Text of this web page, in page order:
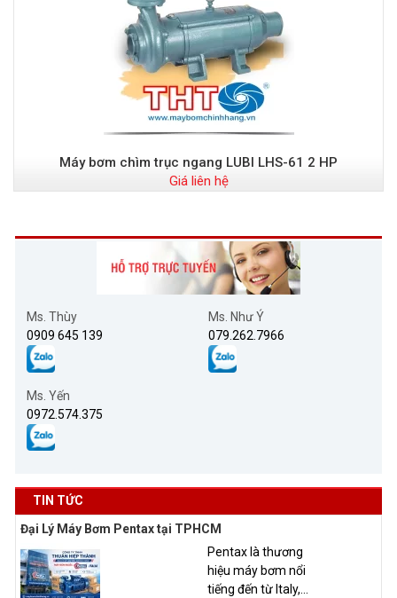
Máy bơm chìm trục ngang LUBI LHS-61 2 HP
Giá liên hệ
Ms. Thùy
0909 645 139
Ms. Như Ý
079.262.7966
Ms. Yến
0972.574.375
TIN TỨC
Đại Lý Máy Bơm Pentax tại TPHCM
Pentax là thương
hiệu máy bơm nổi
tiếng đến từ Italy,...